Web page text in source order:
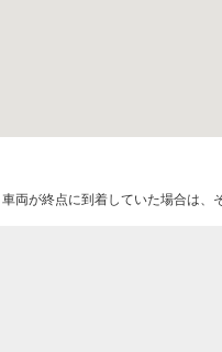
両が終点に到着していた場合は、